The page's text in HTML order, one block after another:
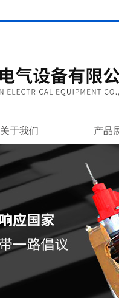
关于我们 产品